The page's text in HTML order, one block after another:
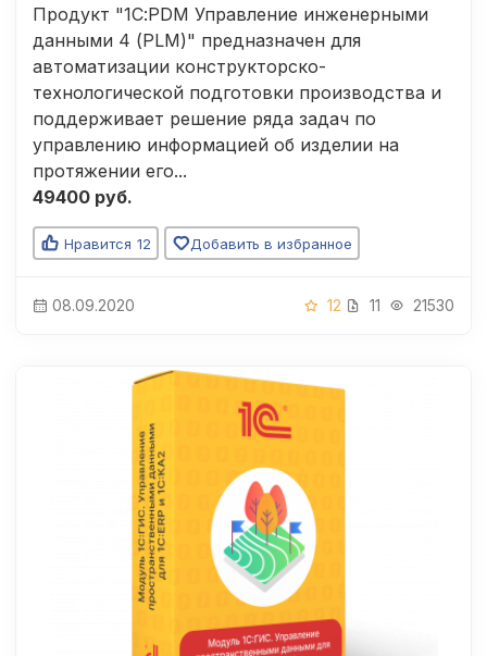
Продукт "1С:PDM Управление инженерными
данными 4 (PLM)" предназначен для
автоматизации конструкторско-
технологической подготовки производства и
поддерживает решение ряда задач по
управлению информацией об изделии на
протяжении его...
49400 руб.
Нравится 12 Добавить в избранное
08.09.2020 12 11 21530